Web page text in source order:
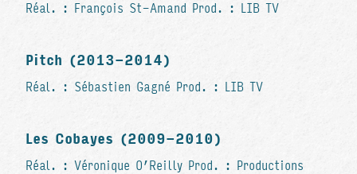
Réal. : François St-Amand Prod. : LIB TV
Pitch (2013-2014)
Réal. : Sébastien Gagné Prod. : LIB TV
Les Cobayes (2009-2010)
Réal. : Véronique O’Reilly Prod. : Productions